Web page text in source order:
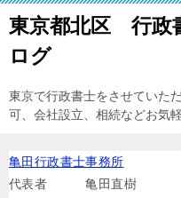
東京都北区 行政
ログ
東京で行政書士をさせていた
可、会社設立、相続などお気
亀田行政書士事務所
代表者 亀田直樹